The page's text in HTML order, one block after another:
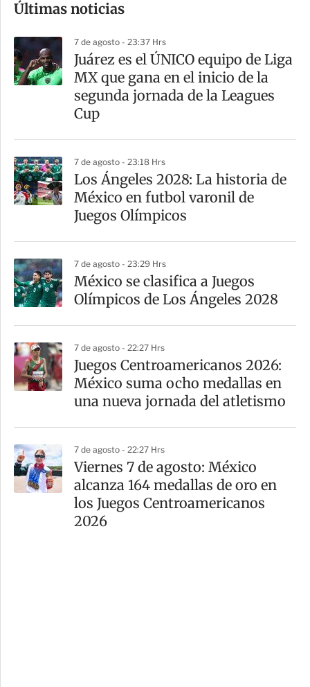
m
a
r
t
Últimas noticias
7 de agosto - 23:37 Hrs
Juárez es el ÚNICO equipo de Liga
MX que gana en el inicio de la
segunda jornada de la Leagues
Cup
7 de agosto - 23:18 Hrs
Los Ángeles 2028: La historia de
México en futbol varonil de
Juegos Olímpicos
7 de agosto - 23:29 Hrs
México se clasifica a Juegos
Olímpicos de Los Ángeles 2028
7 de agosto - 22:27 Hrs
Juegos Centroamericanos 2026:
México suma ocho medallas en
una nueva jornada del atletismo
7 de agosto - 22:27 Hrs
Viernes 7 de agosto: México
alcanza 164 medallas de oro en
los Juegos Centroamericanos
2026